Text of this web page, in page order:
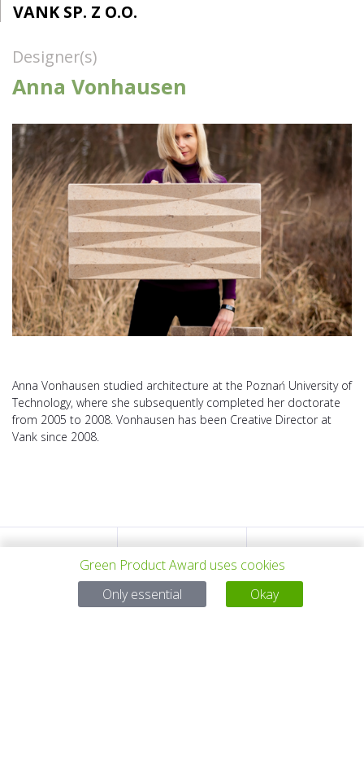
VANK SP. Z O.O.
Designer(s)
Anna Vonhausen
Anna Vonhausen studied architecture at the Poznań University of
Technology, where she subsequently completed her doctorate
from 2005 to 2008. Vonhausen has been Creative Director at
Vank since 2008.
PROYECTOS PROYECTO
Green Product Award uses cookies
Only essential
Okay